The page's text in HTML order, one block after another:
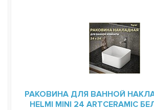
РАКОВИНА ДЛЯ ВАННОЙ
HELMI MINI 24 ARTCERAMIC